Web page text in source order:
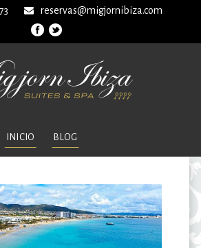
reservas@migjornibiza.com
INICIO BLOG